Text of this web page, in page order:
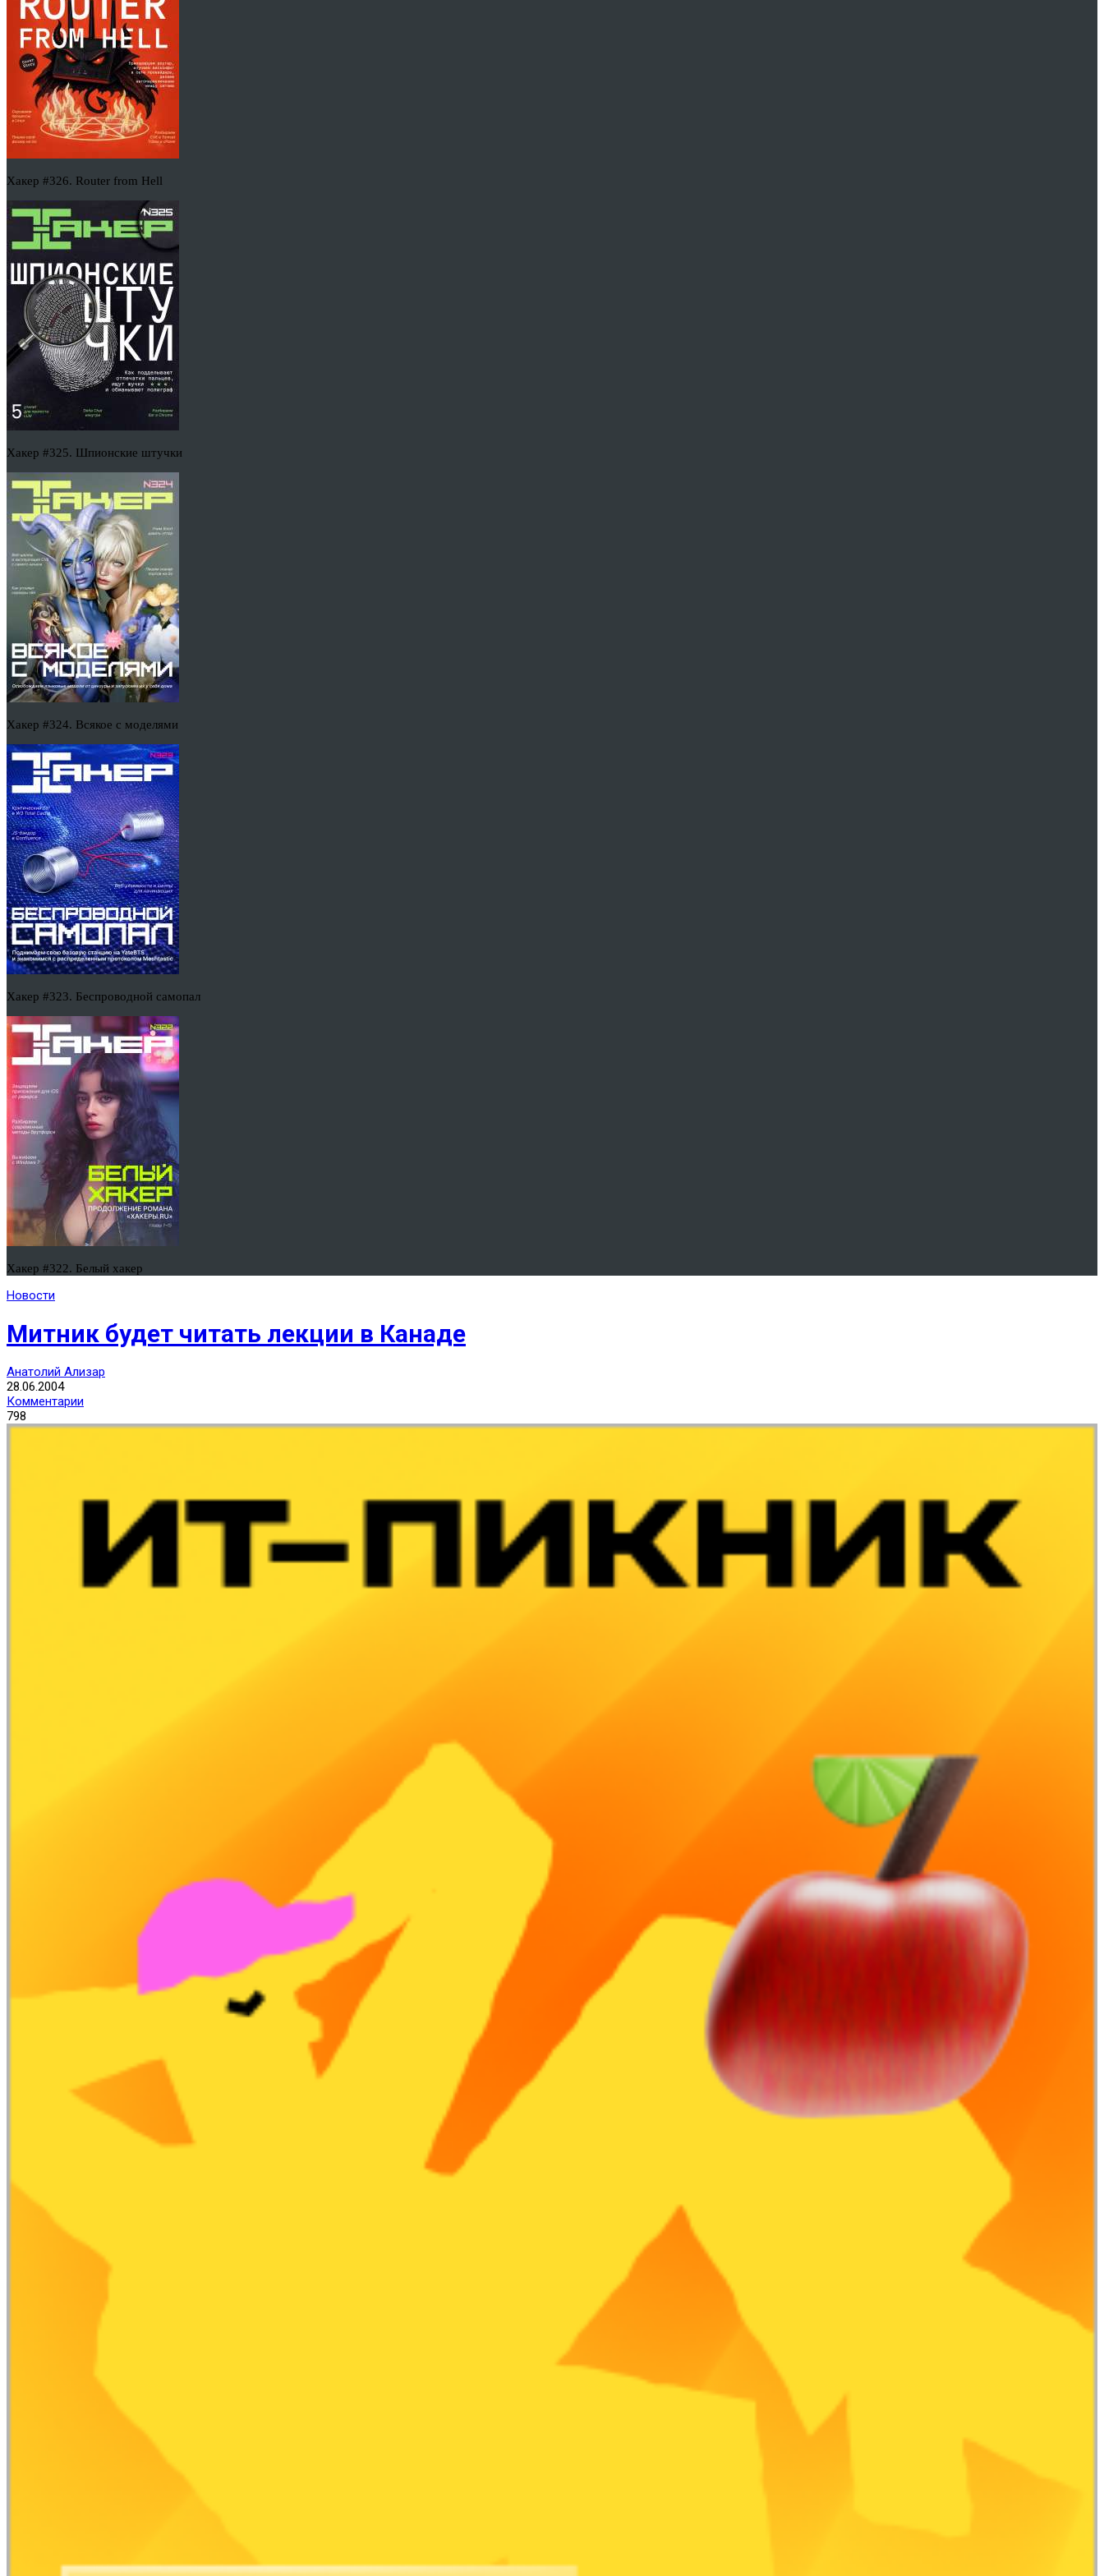
Хакер #326. Router from Hell
Хакер #325. Шпионские штучки
Хакер #324. Всякое с моделями
Хакер #323. Беспроводной самопал
Хакер #322. Белый хакер
Новости
Митник будет читать лекции в Канаде
Анатолий Ализар
28.06.2004
Комментарии
798